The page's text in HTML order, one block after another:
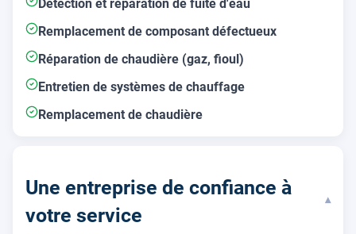
Détection et réparation de fuite d'eau
Remplacement de composant défectueux
Réparation de chaudière (gaz, fioul)
Entretien de systèmes de chauffage
Remplacement de chaudière
Une entreprise de confiance à
votre service
▾